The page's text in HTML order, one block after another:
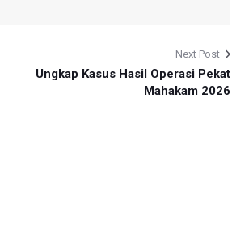
Next Post
Ungkap Kasus Hasil Operasi Pekat
Mahakam 2026